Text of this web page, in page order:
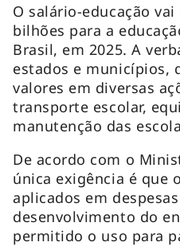
O salário-educação
bilhões para a
Brasil, em 2025. A
estados e municípios,
valores em diversas
transporte escolar,
manutenção das
De acordo com o
única exigência é que
aplicados em
desenvolvimento do
permitido o uso para